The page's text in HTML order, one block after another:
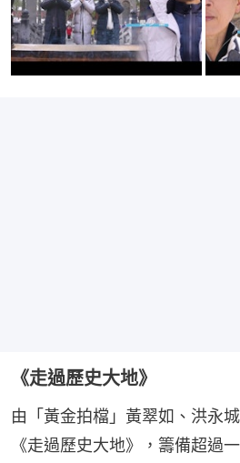
《走過歷史大地》
由「黃金拍檔」黃翠如、洪永
《走過歷史大地》，籌備超過